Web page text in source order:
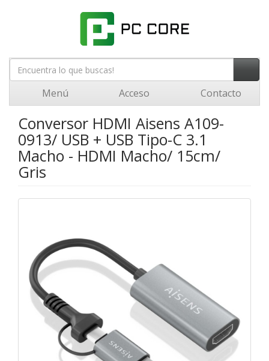
Menú Acceso Contacto
Conversor HDMI Aisens A109-
0913/ USB + USB Tipo-C 3.1
Macho - HDMI Macho/ 15cm/
Gris